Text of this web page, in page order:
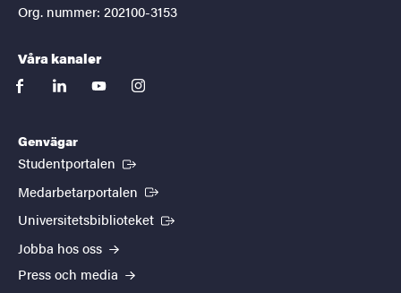
Org. nummer: 202100-3153
Våra kanaler
facebooklinkedinyoutubeinstagram
Genvägar
Studentportalen (Extern länk)
Medarbetarportalen (Extern länk)
Universitetsbiblioteket (Extern länk)
Jobba hos oss
Press och media